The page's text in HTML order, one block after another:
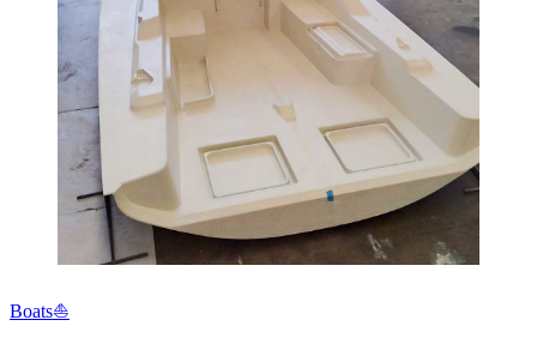
Boats⛵️